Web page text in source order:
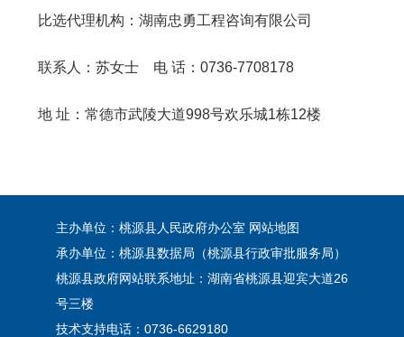
比选代理机构：湖南忠勇工程咨询有限公司
联系人：苏女士 电 话：0736-7708178
地 址：常德市武陵大道998号欢乐城1栋12楼
主办单位：桃源县人民政府办公室 网站地图
承办单位：桃源县数据局（桃源县行政审批服务局）
桃源县政府网站联系地址：湖南省桃源县迎宾大道26
号三楼
技术支持电话：0736-6629180